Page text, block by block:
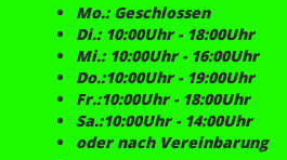
Mo.: Geschlossen
Di.: 10:00Uhr - 18:00Uhr
Mi.: 10:00Uhr - 16:00Uhr
Do.:10:00Uhr - 19:00Uhr
Fr.:10:00Uhr - 18:00Uhr
Sa.:10:00Uhr - 14:00Uhr
oder nach Vereinbarung